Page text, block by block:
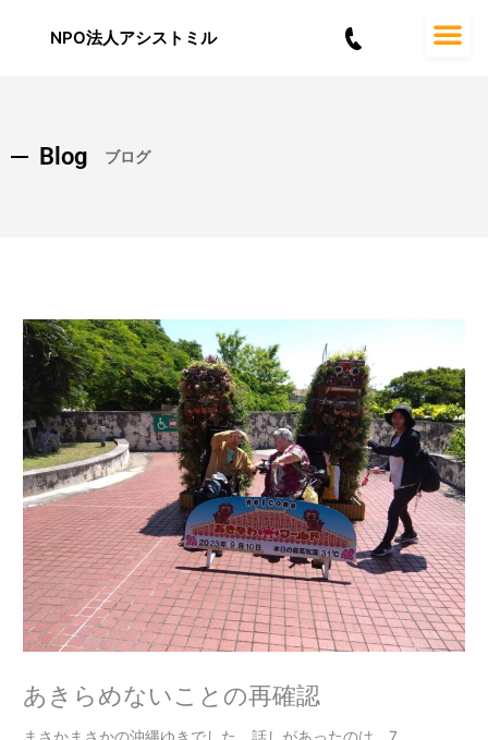
プ
NPO法人アシストミル
Blog ブログ
あきらめないことの再確認
まさかまさかの沖縄ゆきでした。話しがあったのは、7